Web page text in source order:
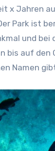
x Jahren
Park ist
und bei
bis auf den
Namen